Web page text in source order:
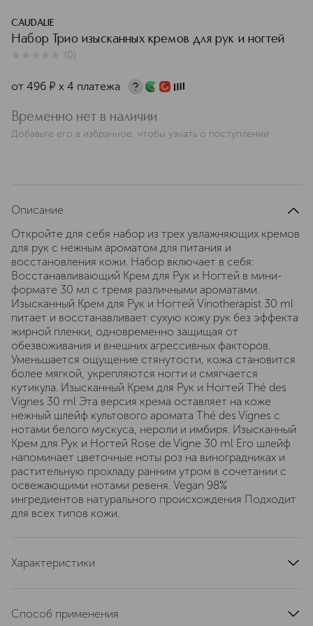
CAUDALIE
Набор Трио изысканных кремов для рук и ногтей
(0)
от 496 ¤ х 4 платежа
Временно нет в наличии
Добавьте его в избранное, чтобы узнать о поступлении
Описание
Откройте для себя набор из трех увлажняющих кремов
для рук с нежным ароматом для питания и
восстановления кожи. Набор включает в себя:
Восстанавливающий Крем для Рук и Ногтей в мини-
формате 30 мл с тремя различными ароматами.
Изысканный Крем для Рук и Ногтей Vinotherapist 30 ml
питает и восстанавливает сухую кожу рук без эффекта
жирной пленки, одновременно защищая от
обезвоживания и внешних агрессивных факторов.
Уменьшается ощущение стянутости, кожа становится
более мягкой, укрепляются ногти и смягчается
кутикула. Изысканный Крем для Рук и Ногтей Thé des
Vignes 30 ml Эта версия крема оставляет на коже
нежный шлейф культового аромата Thé des Vignes с
нотами белого мускуса, нероли и имбиря. Изысканный
Крем для Рук и Ногтей Rose de Vigne 30 ml Его шлейф
напоминает цветочные ноты роз на виноградниках и
растительную прохладу ранним утром в сочетании с
освежающими нотами ревеня. Vegan 98%
ингредиентов натурального происхождения Подходит
для всех типов кожи.
Характеристики
мл), Изысканный Крем для Рук и Ногтей Thé des Vignes
Способ применения